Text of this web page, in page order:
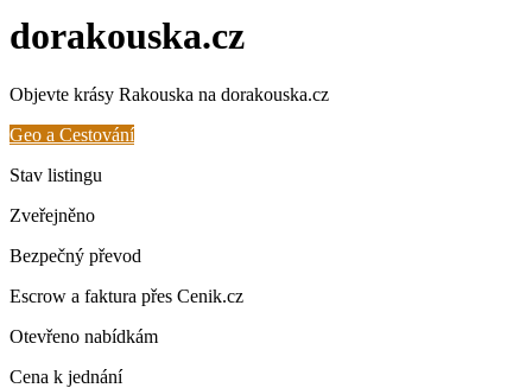
dorakouska.cz
Objevte krásy Rakouska na dorakouska.cz
Geo a Cestování
Stav listingu
Zveřejněno
Bezpečný převod
Escrow a faktura přes Cenik.cz
Otevřeno nabídkám
Cena k jednání